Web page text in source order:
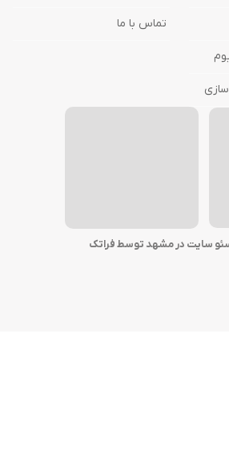
تماس با ما
سایت در مشهد توسط فراتک